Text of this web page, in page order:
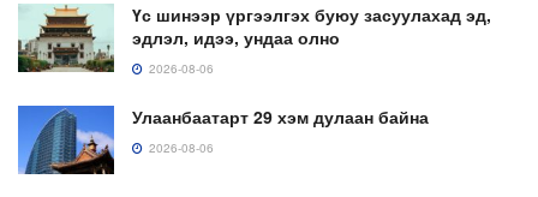
Үс шинээр үргээлгэх буюу засуулахад эд,
эдлэл, идээ, ундаа олно
2026-08-06
Улаанбаатарт 29 хэм дулаан байна
2026-08-06